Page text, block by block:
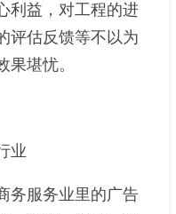
益，对工程的进
评估反馈等不以为
堪忧。
业
服务业里的广告